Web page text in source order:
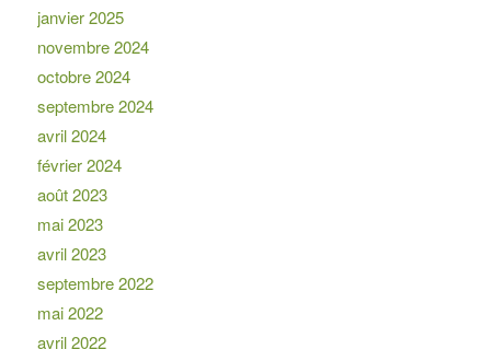
janvier 2025
novembre 2024
octobre 2024
septembre 2024
avril 2024
février 2024
août 2023
mai 2023
avril 2023
septembre 2022
mai 2022
avril 2022